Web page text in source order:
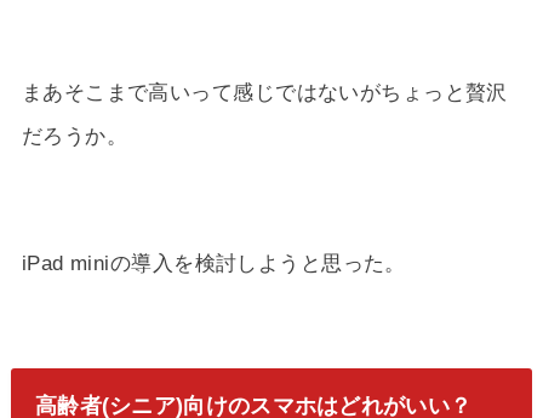
まあそこまで高いって感じではないがちょっと贅沢
だろうか。
iPad miniの導入を検討しようと思った。
高齢者(シニア)向けのスマホはどれがいい？